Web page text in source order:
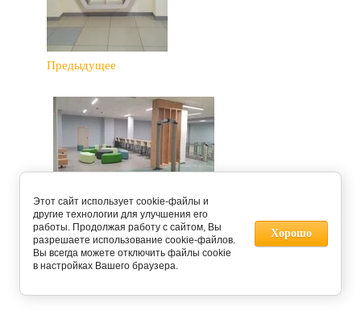
Предыдущее
Следующее
Вернуться в галерею
Этот сайт использует cookie-файлы и
другие технологии для улучшения его
работы. Продолжая работу с сайтом, Вы
разрешаете использование cookie-файлов.
Вы всегда можете отключить файлы cookie
в настройках Вашего браузера.
Хорошо